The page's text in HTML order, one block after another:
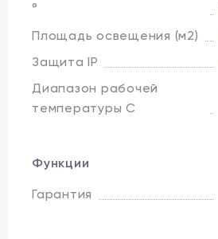
°
Площадь освещения (м2)
Защита IP
Диапазон рабочей
температуры C
Функции
Гарантия